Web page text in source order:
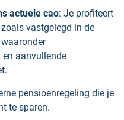
actuele cao: Je profiteert
vastgelegd in de
aanvullende
pensioenregeling die je
te sparen.